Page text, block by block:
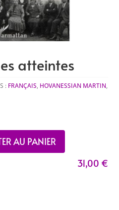
atteintes
: FRANÇAIS, HOVANESSIAN MARTIN,
AU PANIER
31,00 €